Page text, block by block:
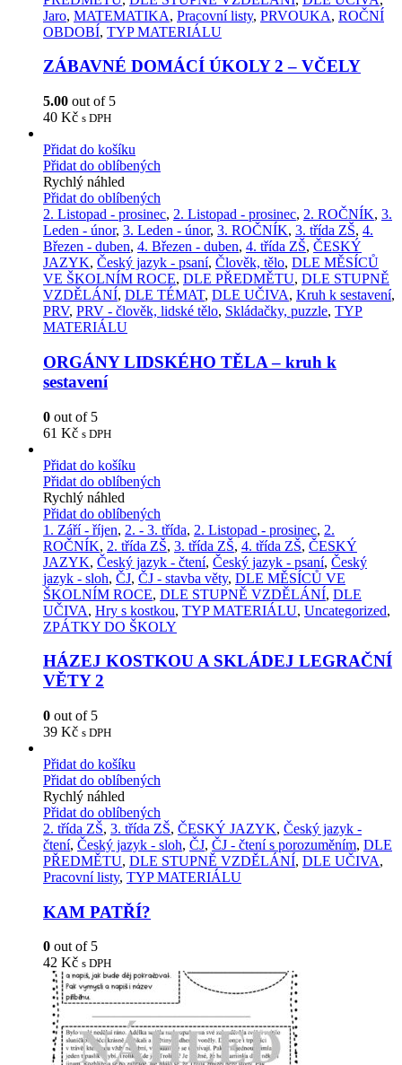
Jaro, MATEMATIKA, Pracovní listy, PRVOUKA, ROČNÍ
OBDOBÍ, TYP MATERIÁLU
ZÁBAVNÉ DOMÁCÍ ÚKOLY 2 – VČELY
5.00 out of 5
40 Kč s DPH
Přidat do košíku
Přidat do oblíbených
Rychlý náhled
Přidat do oblíbených
2. Listopad - prosinec, 2. Listopad - prosinec, 2. ROČNÍK, 3.
Leden - únor, 3. Leden - únor, 3. ROČNÍK, 3. třída ZŠ, 4.
Březen - duben, 4. Březen - duben, 4. třída ZŠ, ČESKÝ
JAZYK, Český jazyk - psaní, Člověk, tělo, DLE MĚSÍCŮ
VE ŠKOLNÍM ROCE, DLE PŘEDMĚTU, DLE STUPNĚ
VZDĚLÁNÍ, DLE TÉMAT, DLE UČIVA, Kruh k sestavení,
PRV, PRV - člověk, lidské tělo, Skládačky, puzzle, TYP
MATERIÁLU
ORGÁNY LIDSKÉHO TĚLA – kruh k
sestavení
0 out of 5
61 Kč s DPH
Přidat do košíku
Přidat do oblíbených
Rychlý náhled
Přidat do oblíbených
1. Září - říjen, 2. - 3. třída, 2. Listopad - prosinec, 2.
ROČNÍK, 2. třída ZŠ, 3. třída ZŠ, 4. třída ZŠ, ČESKÝ
JAZYK, Český jazyk - čtení, Český jazyk - psaní, Český
jazyk - sloh, ČJ, ČJ - stavba věty, DLE MĚSÍCŮ VE
ŠKOLNÍM ROCE, DLE STUPNĚ VZDĚLÁNÍ, DLE
UČIVA, Hry s kostkou, TYP MATERIÁLU, Uncategorized,
ZPÁTKY DO ŠKOLY
HÁZEJ KOSTKOU A SKLÁDEJ LEGRAČNÍ
VĚTY 2
0 out of 5
39 Kč s DPH
Přidat do košíku
Přidat do oblíbených
Rychlý náhled
Přidat do oblíbených
2. třída ZŠ, 3. třída ZŠ, ČESKÝ JAZYK, Český jazyk -
čtení, Český jazyk - sloh, ČJ, ČJ - čtení s porozuměním, DLE
PŘEDMĚTU, DLE STUPNĚ VZDĚLÁNÍ, DLE UČIVA,
Pracovní listy, TYP MATERIÁLU
KAM PATŘÍ?
0 out of 5
42 Kč s DPH